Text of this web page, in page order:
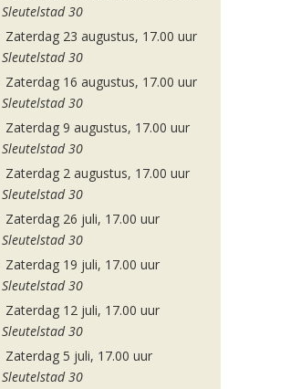
Sleutelstad 30
Zaterdag 23 augustus, 17.00 uur
Sleutelstad 30
Zaterdag 16 augustus, 17.00 uur
Sleutelstad 30
Zaterdag 9 augustus, 17.00 uur
Sleutelstad 30
Zaterdag 2 augustus, 17.00 uur
Sleutelstad 30
Zaterdag 26 juli, 17.00 uur
Sleutelstad 30
Zaterdag 19 juli, 17.00 uur
Sleutelstad 30
Zaterdag 12 juli, 17.00 uur
Sleutelstad 30
Zaterdag 5 juli, 17.00 uur
Sleutelstad 30